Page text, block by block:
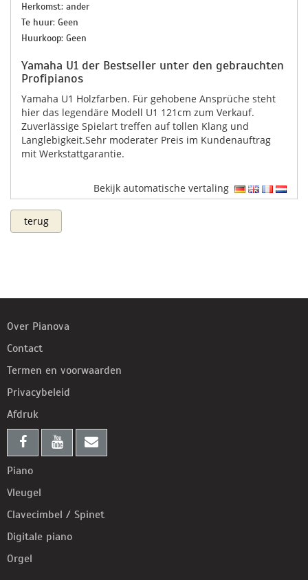
Herkomst: ander
Te huur: Geen
Huurkoop: Geen
Yamaha U1 der Bestseller unter den gebrauchten
Profipianos
Yamaha U1 Holzfarben. Für gehobene Ansprüche steht
hier das legendäre Modell U1 121cm zum Verkauf.
Zuverlässige Spielart treffen auf tollen Klang und
Langlebigkeit.Sehr moderater Preis im Kundenauftrag
mit Werkstattgarantie.
Bekijk automatische vertaling
terug
Over Pianova
Contact
Termen en voorwaarden
Privacybeleid
Afdruk
Piano
Vleugel
Clavecimbel / Spinet
Digitale piano
Orgel